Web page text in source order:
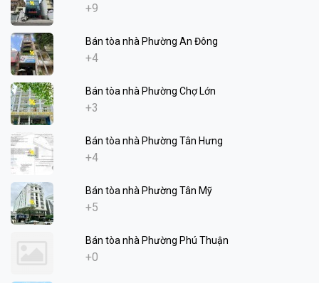
+9
Bán tòa nhà Phường An Đông
+4
Bán tòa nhà Phường Chợ Lớn
+3
Bán tòa nhà Phường Tân Hưng
+4
Bán tòa nhà Phường Tân Mỹ
+5
Bán tòa nhà Phường Phú Thuận
+0